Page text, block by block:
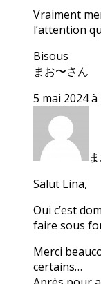
Vraiment
l’attention
Bisous
まお〜さん
5 mai 2024
Salut Lina,
Oui c’est
faire sous
Merci
certains…